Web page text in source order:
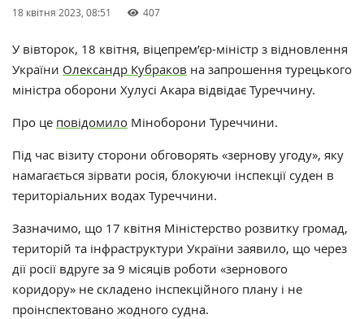
18 квітня 2023, 08:51 407
У вівторок, 18 квітня, віцепрем’єр-міністр з відновлення
України Олександр Кубраков на запрошення турецького
міністра оборони Хулусі Акара відвідає Туреччину.
Про це повідомило Міноборони Туреччини.
Під час візиту сторони обговорять «зернову угоду», яку
намагається зірвати росія, блокуючи інспекції суден в
територіальних водах Туреччини.
Зазначимо, що 17 квітня Міністерство розвитку громад,
територій та інфраструктури України заявило, що через
дії росії вдруге за 9 місяців роботи «зернового
коридору» не складено інспекційного плану і не
проінспектовано жодного судна.